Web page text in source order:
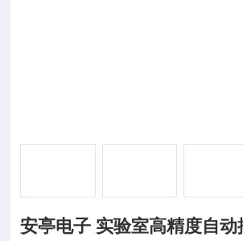
安亭电子 实验室高精度自动